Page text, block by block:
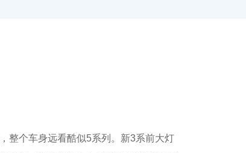
个车身远看酷似5系列。新3系前大灯